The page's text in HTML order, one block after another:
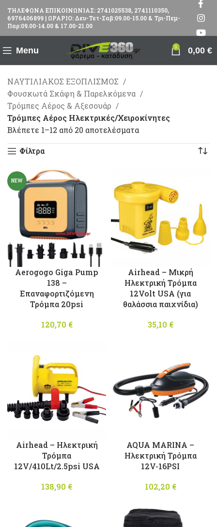
ΤΗΛΕΦΩΝΑ ΕΠΙΚΟΙΝΩΝΙΑΣ: 2741025538, 2741110350,
6976406899 | ΩΡΑΡΙΟ: Δευ-Τετ-Σαβ:09.00-15.00 & Τρι-Πεμ-
Παρ:09.00-14.00 & 17.00-21.00
Menu 0 0,00 €
ΝΑΥΤΙΛΙΑΚΟΣ ΕΞΟΠΛΙΣΜΟΣ
Φουσκωτά Σκάφη & Παρελκόμενα
Τρόμπες Αέρος & Αξεσουάρ
Τρόμπες Αέρος Ηλεκτρικές/Χειροκίνητες
Βλέπετε 1–12 από 20 αποτελέσματα
Φίλτρα
NEW
Aerogogo Giga Pump
138 –
Επαναφορτιζόμενη
Τρόμπα 20psi
120,70 €
Airhead – Mικρή
Ηλεκτρική Τρόμπα
12Volt USA (για
θαλάσσια παιχνίδια)
35,10 €
Airhead – Ηλεκτρική
Τρόμπα
12V/410Lt/2.5psi USA
138,90 €
AQUA MARINA –
Ηλεκτρική Τρόμπα
12V-16PSI
102,20 €